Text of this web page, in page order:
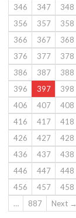
346
347 348
356
357 358
366
367 368
376
377 378
386
387 388
396
397 398
406
407 408
416
417 418
426
427 428
436
437 438
446
447 448
456
457 458
…
887 Next →